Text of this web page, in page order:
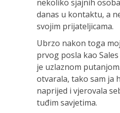
nekoliko sjajnih
danas u kontaktu, a
svojim prijateljicama.
Ubrzo nakon toga
prvog posla kao
je uzlaznom
otvarala, tako sam ja
naprijed i vjerovala
tuđim savjetima.